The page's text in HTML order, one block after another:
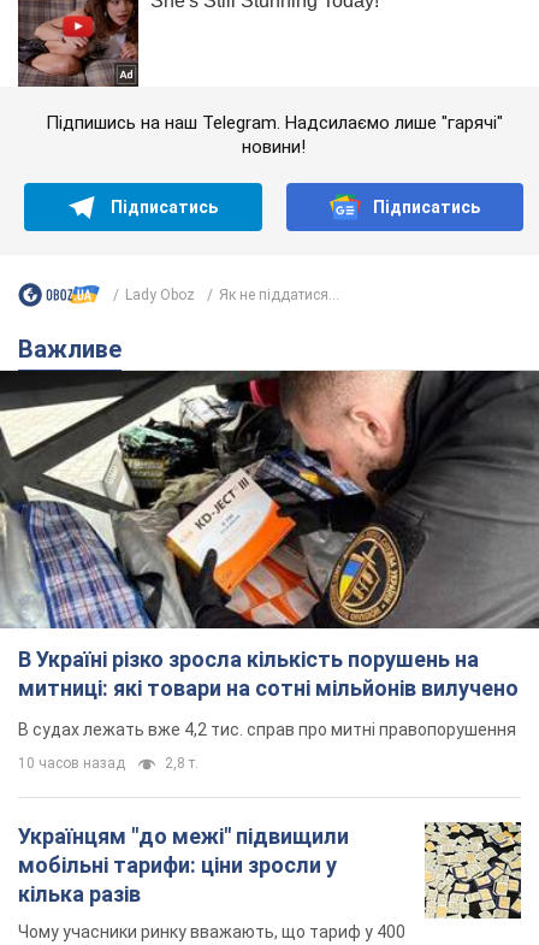
Підпишись на наш Telegram. Надсилаємо лише "гарячі"
новини!
Підписатись Підписатись
Lady Oboz Як не піддатися...
Важливе
В Україні різко зросла кількість порушень на
митниці: які товари на сотні мільйонів вилучено
В судах лежать вже 4,2 тис. справ про митні правопорушення
10 часов назад 2,8 т.
Українцям "до межі" підвищили
мобільні тарифи: ціни зросли у
кілька разів
Чому учасники ринку вважають, що тариф у 400